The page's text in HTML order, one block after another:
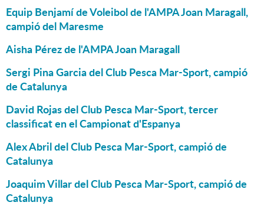
Equip Benjamí de Voleibol de l'AMPA Joan Maragall,
campió del Maresme
Aisha Pérez de l'AMPA Joan Maragall
Sergi Pina Garcia del Club Pesca Mar-Sport, campió
de Catalunya
David Rojas del Club Pesca Mar-Sport, tercer
classificat en el Campionat d'Espanya
Alex Abril del Club Pesca Mar-Sport, campió de
Catalunya
Joaquim Villar del Club Pesca Mar-Sport, campió de
Catalunya